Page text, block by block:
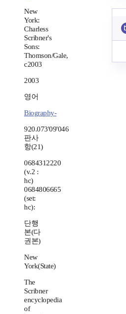
New
York:
Charless
Scribner's
Sons:
Thomson/Gale,
c2003
2003
영어
Biography-
920.073'09'046
판사
항(21)
0684312220
(v.2 :
hc)
0684806665
(set:
hc):
단행
본(다
권본)
New
York(State)
The
Scribner
encyclopedia
of